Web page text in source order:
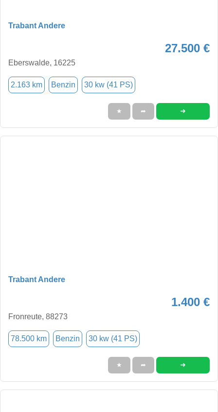
Trabant Andere
27.500 €
Eberswalde, 16225
2.163 km Benzin 30 kw (41 PS)
★ ➦ ➜
Trabant Andere
1.400 €
Fronreute, 88273
78.500 km Benzin 30 kw (41 PS)
★ ➦ ➜